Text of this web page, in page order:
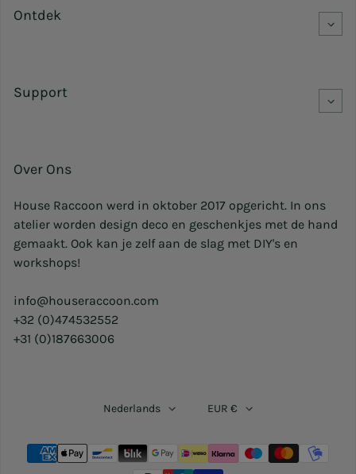
Ontdek
Support
Over Ons
House Raccoon werd in oktober 2017 opgericht. In ons
atelier worden design deco en geschenkjes met de hand
gemaakt. Ook kan je zelf aan de slag met DIY's en
workshops!
info@houseraccoon.com
+32 (0)474532552
+31 (0)187663006
Betaalmethoden
Nederlands EUR €